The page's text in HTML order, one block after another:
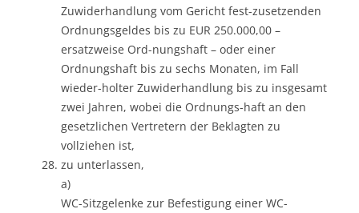
Zuwiderhandlung vom Gericht fest-zusetzenden
Ordnungsgeldes bis zu EUR 250.000,00 –
ersatzweise Ord-nungshaft – oder einer
Ordnungshaft bis zu sechs Monaten, im Fall
wieder-holter Zuwiderhandlung bis zu insgesamt
zwei Jahren, wobei die Ordnungs-haft an den
gesetzlichen Vertretern der Beklagten zu
vollziehen ist,
zu unterlassen,
a)
WC-Sitzgelenke zur Befestigung einer WC-